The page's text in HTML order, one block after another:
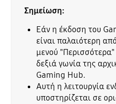
Σημείωση:
Εάν η έκδοση του
είναι παλαιότερη
μενού
δεξιά γωνία της
Gaming Hub.
Αυτή η λειτουργία
υποστηρίζεται σε